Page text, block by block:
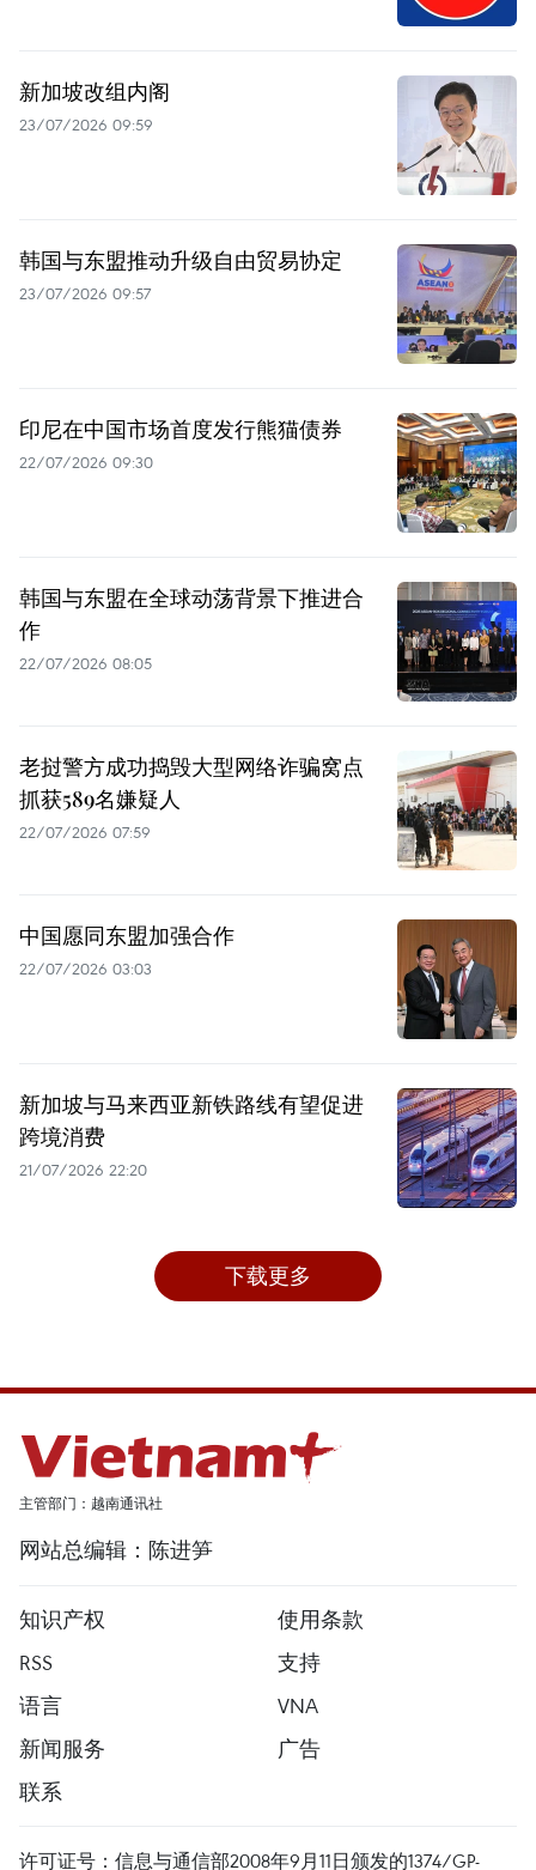
新加坡改组内阁
23/07/2026 09:59
韩国与东盟推动升级自由贸易协定
23/07/2026 09:57
印尼在中国市场首度发行熊猫债券
22/07/2026 09:30
韩国与东盟在全球动荡背景下推进合
作
22/07/2026 08:05
老挝警方成功捣毁大型网络诈骗窝点
抓获589名嫌疑人
22/07/2026 07:59
中国愿同东盟加强合作
22/07/2026 03:03
新加坡与马来西亚新铁路线有望促进
跨境消费
21/07/2026 22:20
下载更多
主管部门：越南通讯社
网站总编辑：陈进笋
知识产权
使用条款
RSS
支持
语言
VNA
新闻服务
广告
联系
许可证号：信息与通信部2008年9月11日颁发的1374/GP-